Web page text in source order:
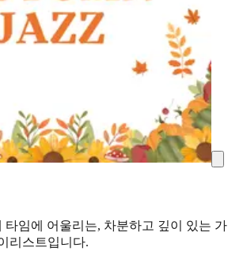
타임에 어울리는, 차분하고 깊이 있는 가
리스트입니다.